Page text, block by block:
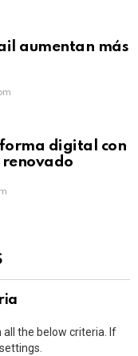
aumentan más
digital con
renovado
the below criteria. If